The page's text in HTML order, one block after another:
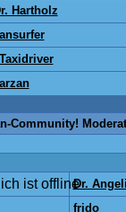
Hartholz
Community!
Dr.
frido